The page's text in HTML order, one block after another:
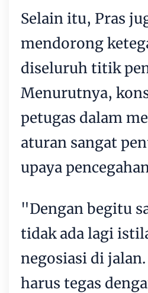
Selain itu, Pras
mendorong
diseluruh titik
Menurutnya,
petugas dalam
aturan sangat
upaya
"Dengan begitu
tidak ada lagi
negosiasi di jalan.
harus tegas